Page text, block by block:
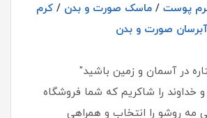
پوست / ماسک صورت و بدن / کرم
صورت و بدن
در آسمان و زمین باشید"
خداوند را شاکریم که شما فروشگاه
مه روشو را انتخاب و همراهی